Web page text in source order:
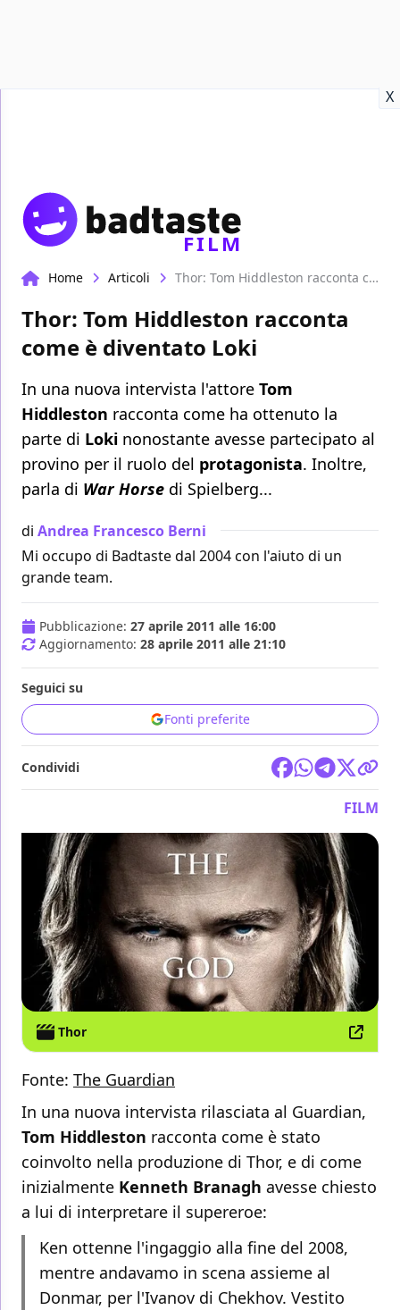
X
FILM
Home Articoli Thor: Tom Hiddleston racconta come è diventato Loki
Thor: Tom Hiddleston racconta
come è diventato Loki
In una nuova intervista l'attore Tom
Hiddleston racconta come ha ottenuto la
parte di Loki nonostante avesse partecipato al
provino per il ruolo del protagonista. Inoltre,
parla di War Horse di Spielberg...
di Andrea Francesco Berni
Mi occupo di Badtaste dal 2004 con l'aiuto di un
grande team.
Pubblicazione: 27 aprile 2011 alle 16:00
Aggiornamento: 28 aprile 2011 alle 21:10
Seguici su
Fonti preferite
Condividi
FILM
Thor
Fonte: The Guardian
In una nuova intervista rilasciata al Guardian,
Tom Hiddleston racconta come è stato
coinvolto nella produzione di Thor, e di come
inizialmente Kenneth Branagh avesse chiesto
a lui di interpretare il supereroe:
Ken ottenne l'ingaggio alla fine del 2008,
mentre andavamo in scena assieme al
Donmar, per l'Ivanov di Chekhov. Vestito